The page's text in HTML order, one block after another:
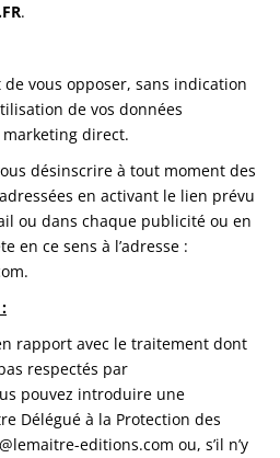
.
vous opposer, sans indication
de vos données
direct.
désinscrire à tout moment des
en activant le lien prévu
ou dans chaque publicité ou en
en ce sens à l’adresse :
rapport avec le traitement dont
respectés par
pouvez introduire une
Délégué à la Protection des
editions.com ou, s’il n’y